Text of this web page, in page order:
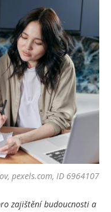
pexels.com, ID 6964107
zajištění budoucnosti a